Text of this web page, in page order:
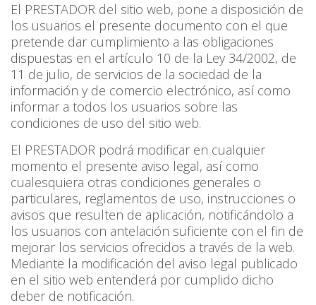
El PRESTADOR del sitio web, pone a disposición de
los usuarios el presente documento con el que
pretende dar cumplimiento a las obligaciones
dispuestas en el artículo 10 de la Ley 34/2002, de
11 de julio, de servicios de la sociedad de la
información y de comercio electrónico, así como
informar a todos los usuarios sobre las
condiciones de uso del sitio web.
El PRESTADOR podrá modificar en cualquier
momento el presente aviso legal, así como
cualesquiera otras condiciones generales o
particulares, reglamentos de uso, instrucciones o
avisos que resulten de aplicación, notificándolo a
los usuarios con antelación suficiente con el fin de
mejorar los servicios ofrecidos a través de la web.
Mediante la modificación del aviso legal publicado
en el sitio web entenderá por cumplido dicho
deber de notificación.